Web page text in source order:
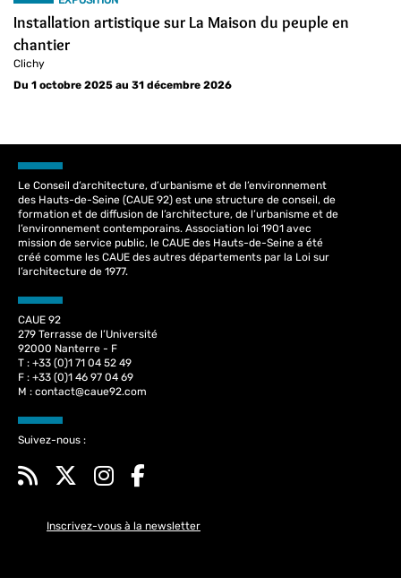
Installation artistique sur La Maison du peuple en
chantier
Clichy
Du 1 octobre 2025 au 31 décembre 2026
Le Conseil d’architecture, d’urbanisme et de l’environnement
des Hauts-de-Seine (CAUE 92) est une structure de conseil, de
formation et de diffusion de l’architecture, de l’urbanisme et de
l’environnement contemporains. Association loi 1901 avec
mission de service public, le CAUE des Hauts-de-Seine a été
créé comme les CAUE des autres départements par la Loi sur
l’architecture de 1977.
CAUE 92
279 Terrasse de l’Université
92000 Nanterre - F
T : +33 (0)1 71 04 52 49
F : +33 (0)1 46 97 04 69
M : contact@caue92.com
Suivez-nous :
Inscrivez-vous à la newsletter